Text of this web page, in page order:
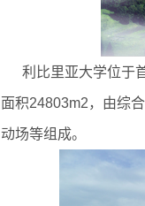
利比里亚大学位于首
面积24803m2，由综
动场等组成。